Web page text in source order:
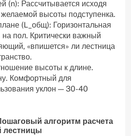
(n): Рассчитывается исходя
высоты подступенка.
(L_общ): Горизонтальная
пол. Критически важный
«впишется» ли лестница
высоты к длине.
Комфортный для
уклон — 30-40
алгоритм расчета
лестницы